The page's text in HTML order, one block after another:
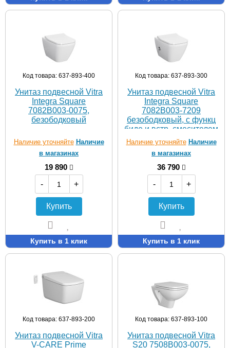
Код товара: 637-893-400
Унитаз подвесной Vitra
Integra Square
7082B003-0075,
безободковый
Наличие уточняйте Наличие
в магазинах
19 890
-
+
Купить
Купить в 1 клик
Код товара: 637-893-300
Унитаз подвесной Vitra
Integra Square
7082B003-7209
безободковый, с функц
биде и встр. смесителем
Наличие уточняйте Наличие
в магазинах
36 790
-
+
Купить
Купить в 1 клик
Код товара: 637-893-200
Унитаз подвесной Vitra
V-CARE Prime
Код товара: 637-893-100
Унитаз подвесной Vitra
S20 7508B003-0075,